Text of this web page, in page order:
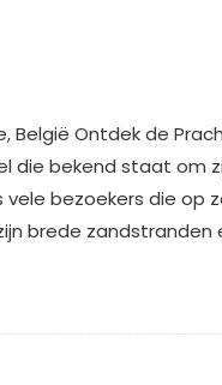
België Ontdek de
die bekend staat om
bezoekers die op
brede